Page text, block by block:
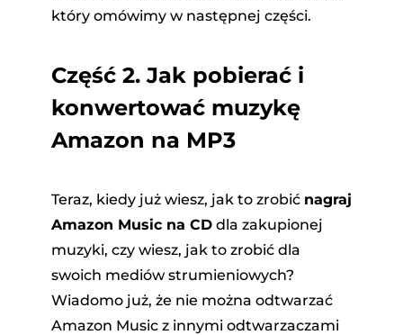
który omówimy w następnej części.
Część 2. Jak pobierać i
konwertować muzykę
Amazon na MP3
Teraz, kiedy już wiesz, jak to zrobić nagraj
Amazon Music na CDdla zakupionej
muzyki, czy wiesz, jak to zrobić dla
swoich mediów strumieniowych?
Wiadomo już, że nie można odtwarzać
Amazon Music z innymi odtwarzaczami